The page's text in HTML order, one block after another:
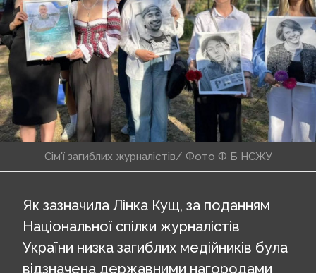
Сім'ї загиблих журналістів/ Фото Ф Б НСЖУ
Як зазначила Лінка Кущ, за поданням
Національної спілки журналістів
України низка загиблих медійників була
відзначена державними нагородами